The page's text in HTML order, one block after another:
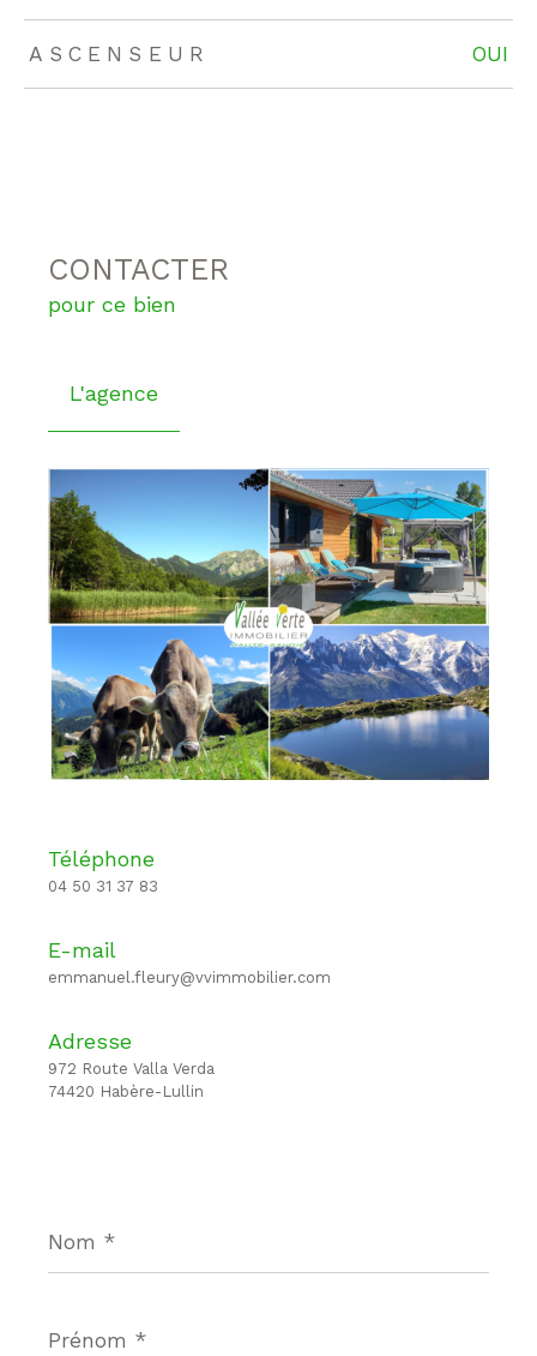
ASCENSEUR OUI
CONTACTER
pour ce bien
L'agence
Téléphone
04 50 31 37 83
E-mail
emmanuel.fleury@vvimmobilier.com
Adresse
972 Route Valla Verda
74420 Habère-Lullin
*
*